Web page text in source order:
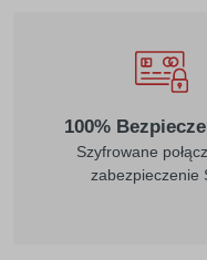
100%
Szyfrowane
zabezpieczenie